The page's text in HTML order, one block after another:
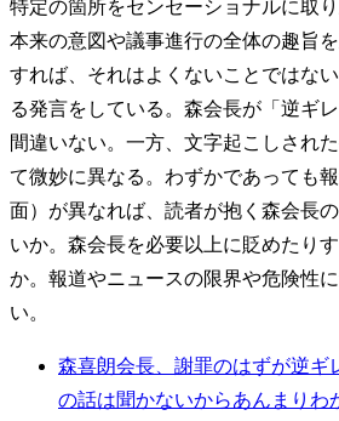
特定の箇所をセンセーショナルに取
本来の意図や議事進行の全体の趣旨
すれば、それはよくないことではな
る発言をしている。森会長が「逆ギ
間違いない。一方、文字起こしされ
て微妙に異なる。わずかであっても
面）が異なれば、読者が抱く森会長
いか。森会長を必要以上に貶めたり
か。報道やニュースの限界や危険性
い。
森喜朗会長、謝罪のはずが逆ギ
の話は聞かないからあんまりわ